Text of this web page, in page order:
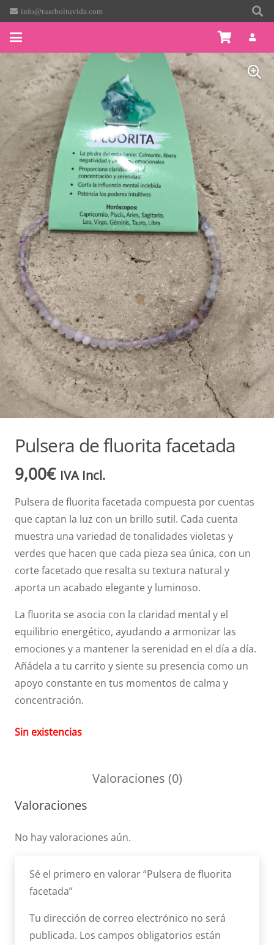
info@tuarboltuvida.com
Pulsera de fluorita facetada
9,00€ IVA Incl.
Pulsera de fluorita facetada compuesta por cuentas
que captan la luz con un brillo sutil. Cada cuenta
muestra una variedad de tonalidades violetas y
verdes que hacen que cada pieza sea única, con un
corte facetado que resalta su textura natural y
aporta un acabado elegante y luminoso.
La fluorita se asocia con la claridad mental y el
equilibrio energético, ayudando a armonizar las
emociones y a mantener la serenidad en el día a día.
Añádela a tu carrito y siente su presencia como un
apoyo constante en tus momentos de calma y
concentración.
Sin existencias
Valoraciones (0)
Valoraciones
No hay valoraciones aún.
Sé el primero en valorar “Pulsera de fluorita
facetada”
Tu dirección de correo electrónico no será
publicada. Los campos obligatorios están